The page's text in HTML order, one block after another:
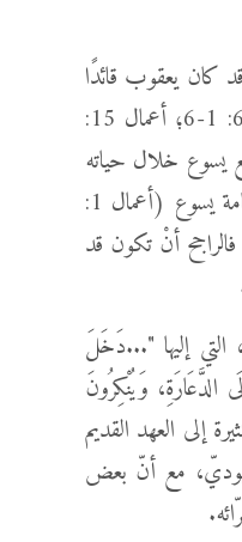
كان يعقوب قائدًا
مهمًّا في الكنيسة الأولى، وهو مَن كتب الرسالة التي تحمل اسمه (مرقس 6: 1-6؛ أعمال 15:
يكن يتبع يسوع خلال حياته
وخدمته الأرضيّتَين (يوحنا 7: 5)، ولكنّه اختبر الإيمان الخلاصي بعد قيامة يسوع (أعمال 1:
فالراجح أنْ تكون قد
إليها "...دَخَلَ
الدَّعَارَةِ، وَيُنْكِرُونَ
الإشارات الكثيرة إلى العهد القديم
يهوديّ، مع أنّ بعض